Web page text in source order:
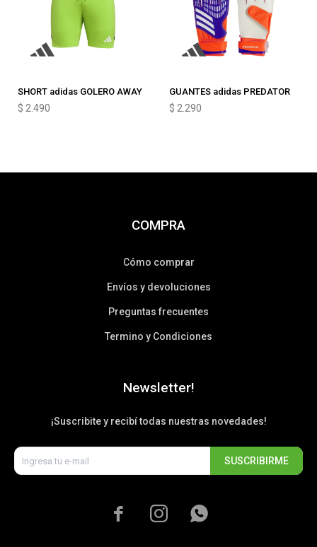
SHORT adidas GOLERO AWAY
$ 2.490
GUANTES adidas PREDATOR
$ 2.290
COMPRA
Cómo comprar
Envíos y devoluciones
Preguntas frecuentes
Termino y Condiciones
Newsletter!
¡Suscribite y recibí todas nuestras novedades!
SUSCRIBIRME
  